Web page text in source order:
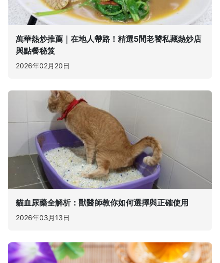
萬華熱炒推薦｜在地人帶路！精選5間老饕私藏熱炒店
與點餐秘笈
2026年02月20日
貓血尿藥全解析：獸醫師教你如何選擇與正確使用
2026年03月13日